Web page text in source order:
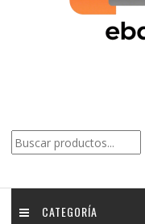
CATEGORÍA